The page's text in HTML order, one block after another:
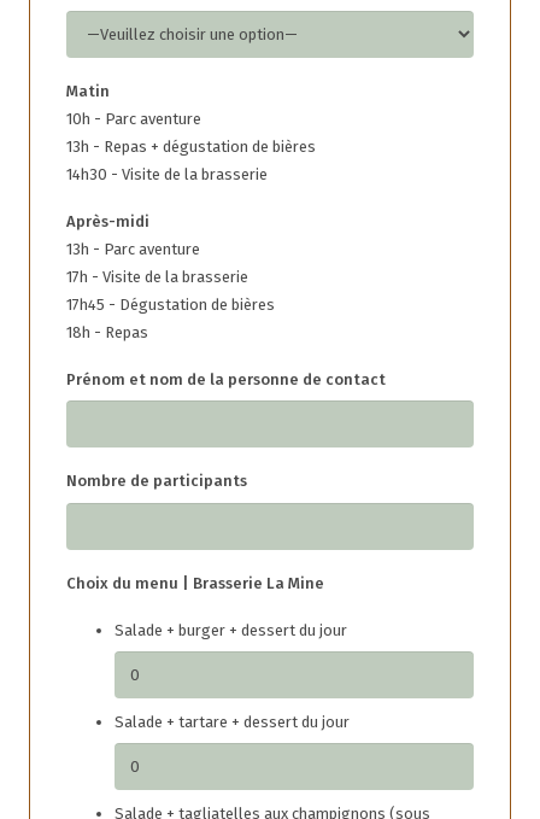
Matin
10h - Parc aventure
13h - Repas + dégustation de bières
14h30 - Visite de la brasserie
Après-midi
13h - Parc aventure
17h - Visite de la brasserie
17h45 - Dégustation de bières
18h - Repas
Prénom et nom de la personne de contact
Nombre de participants
Choix du menu | Brasserie La Mine
Salade + burger + dessert du jour
Salade + tartare + dessert du jour
Salade + tagliatelles aux champignons (sous